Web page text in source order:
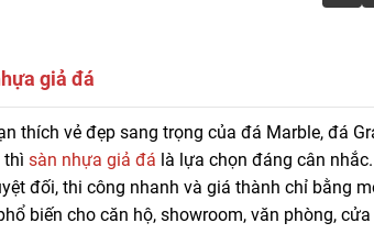
giả đá
nhựa giả đá chất lượng giá tốt, bảo hành dài lâu
rẻ chi tiết.
thích vẻ đẹp sang trọng của đá Marble, đá
thì sàn nhựa giả đá là lựa chọn đáng cân
đối, thi công nhanh và giá thành chỉ bằng
biến cho căn hộ, showroom, văn phòng,